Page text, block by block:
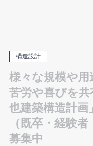
構造設計
様々な規模や
苦労や喜びを
也建築構造計
（既卒・経験
募集中